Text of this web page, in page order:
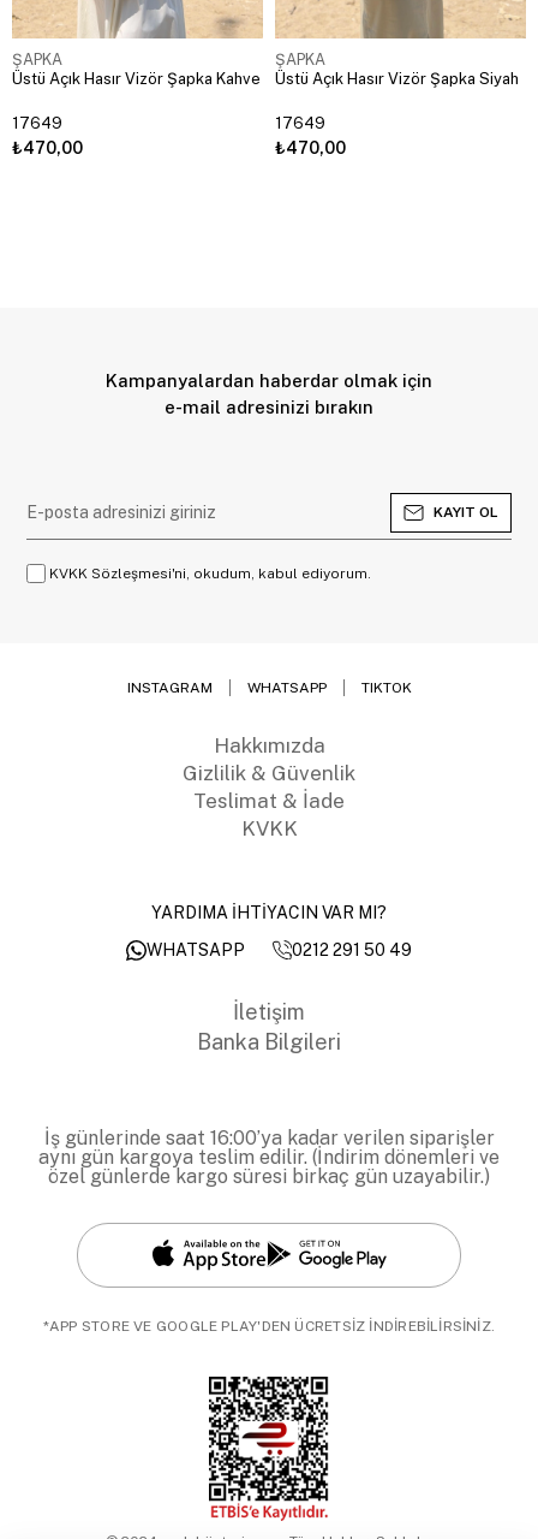
ŞAPKA
Üstü Açık Hasır Vizör Şapka Kahve
17649
₺470,00
ŞAPKA
Üstü Açık Hasır Vizör Şapka Siyah
17649
₺470,00
Kampanyalardan haberdar olmak için
e-mail adresinizi bırakın
KAYIT OL
KVKK Sözleşmesi'ni, okudum, kabul ediyorum.
INSTAGRAM WHATSAPP TIKTOK
Hakkımızda
Gizlilik & Güvenlik
Teslimat & İade
KVKK
YARDIMA İHTİYACIN VAR MI?
WHATSAPP
0212 291 50 49
İletişim
Banka Bilgileri
İş günlerinde saat 16:00’ya kadar verilen siparişler
aynı gün kargoya teslim edilir. (İndirim dönemleri ve
özel günlerde kargo süresi birkaç gün uzayabilir.)
*APP STORE VE GOOGLE PLAY'DEN ÜCRETSİZ İNDİREBİLİRSİNİZ.